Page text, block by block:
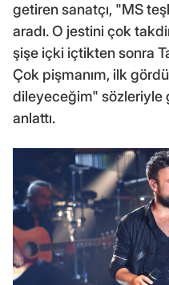
getiren sanatçı, "MS
aradı. O jestini çok
şişe içki içtikten sonra
Çok pişmanım, ilk
dileyeceğim" sözleriyle
anlattı.